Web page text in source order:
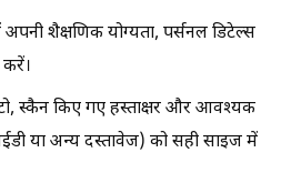
शैक्षणिक योग्यता, पर्सनल डिटेल्स
स्कैन किए गए हस्ताक्षर और आवश्यक
या अन्य दस्तावेज) को सही साइज में